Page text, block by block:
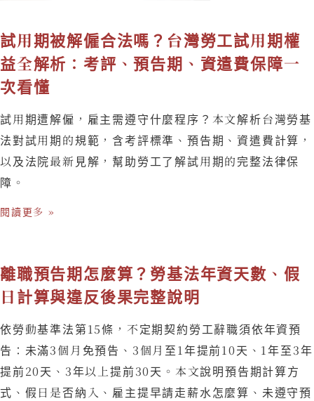
試用期被解僱合法嗎？台灣勞工試用期權
益全解析：考評、預告期、資遣費保障一
次看懂
試用期遭解僱，雇主需遵守什麼程序？本文解析台灣勞基
法對試用期的規範，含考評標準、預告期、資遣費計算，
以及法院最新見解，幫助勞工了解試用期的完整法律保
障。
閱讀更多 »
離職預告期怎麼算？勞基法年資天數、假
日計算與違反後果完整說明
依勞動基準法第15條，不定期契約勞工辭職須依年資預
告：未滿3個月免預告、3個月至1年提前10天、1年至3年
提前20天、3年以上提前30天。本文說明預告期計算方
式、假日是否納入、雇主提早請走薪水怎麼算、未遵守預